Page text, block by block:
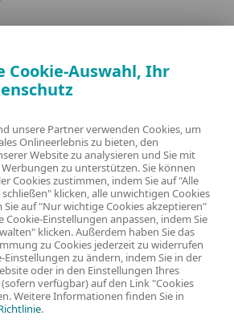
ESET
Datenschutzerklärung
Cookie-Auswahl, Ihr
unsere Partner verwenden Cookies, um
Onlineerlebnis zu bieten, den
Website zu analysieren und Sie mit
zu unterstützen. Sie können
Cookies zustimmen, indem Sie auf "Alle
klicken, alle unwichtigen Cookies
auf "Nur wichtige Cookies akzeptieren"
Cookie-Einstellungen anpassen, indem Sie
klicken. Außerdem haben Sie das
zu Cookies jederzeit zu widerrufen
Einstellungen zu ändern, indem Sie in der
oder in den Einstellungen Ihres
verfügbar) auf den Link "Cookies
Weitere Informationen finden Sie in
.